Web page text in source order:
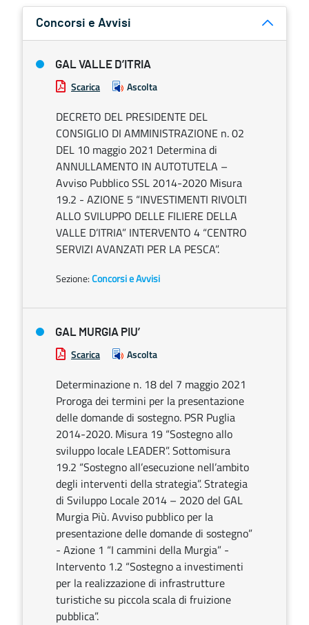
Concorsi e Avvisi
GAL VALLE D’ITRIA
Scarica Ascolta
DECRETO DEL PRESIDENTE DEL
CONSIGLIO DI AMMINISTRAZIONE n. 02
DEL 10 maggio 2021 Determina di
ANNULLAMENTO IN AUTOTUTELA –
Avviso Pubblico SSL 2014-2020 Misura
19.2 - AZIONE 5 “INVESTIMENTI RIVOLTI
ALLO SVILUPPO DELLE FILIERE DELLA
VALLE D’ITRIA” INTERVENTO 4 “CENTRO
SERVIZI AVANZATI PER LA PESCA”.
Sezione:Concorsi e Avvisi
GAL MURGIA PIU’
Scarica Ascolta
Determinazione n. 18 del 7 maggio 2021
Proroga dei termini per la presentazione
delle domande di sostegno. PSR Puglia
2014-2020. Misura 19 “Sostegno allo
sviluppo locale LEADER”. Sottomisura
19.2 “Sostegno all’esecuzione nell’ambito
degli interventi della strategia”. Strategia
di Sviluppo Locale 2014 – 2020 del GAL
Murgia Più. Avviso pubblico per la
presentazione delle domande di sostegno”
- Azione 1 “I cammini della Murgia” -
Intervento 1.2 “Sostegno a investimenti
per la realizzazione di infrastrutture
turistiche su piccola scala di fruizione
pubblica”.